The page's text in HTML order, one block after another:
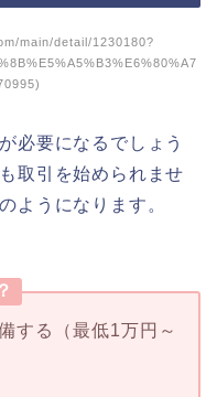
main/detail/1230180?
必要になるでしょう
取引を始められませ
ようになります。
する（最低1万円～